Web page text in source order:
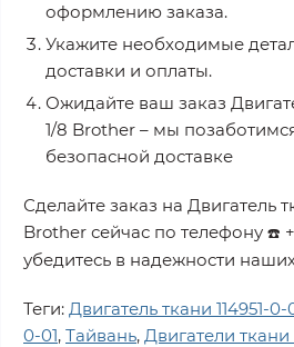
оформлению заказа.
Укажите необходимые
доставки и оплаты.
Ожидайте ваш заказ
1/8 Brother – мы
безопасной доставке
Сделайте заказ на Двигатель
Brother сейчас по телефону ☎️
убедитесь в надежности
Теги: Двигатель ткани 114951-
0-01, Тайвань, Двигатели